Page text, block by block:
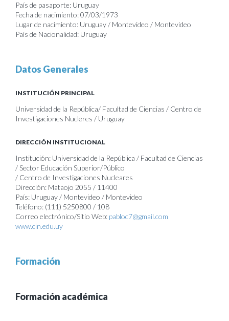
País de pasaporte: Uruguay
Fecha de nacimiento: 07/03/1973
Lugar de nacimiento: Uruguay / Montevideo / Montevideo
País de Nacionalidad: Uruguay
Datos Generales
INSTITUCIÓN PRINCIPAL
Universidad de la República/ Facultad de Ciencias / Centro de
Investigaciones Nucleres / Uruguay
DIRECCIÓN INSTITUCIONAL
Institución: Universidad de la República / Facultad de Ciencias
/ Sector Educación Superior/Público
/ Centro de Investigaciones Nucleares
Dirección: Mataojo 2055 / 11400
País: Uruguay / Montevideo / Montevideo
Teléfono: (111) 5250800 / 108
Correo electrónico/Sitio Web: pabloc7@gmail.com
www.cin.edu.uy
Formación
Formación académica